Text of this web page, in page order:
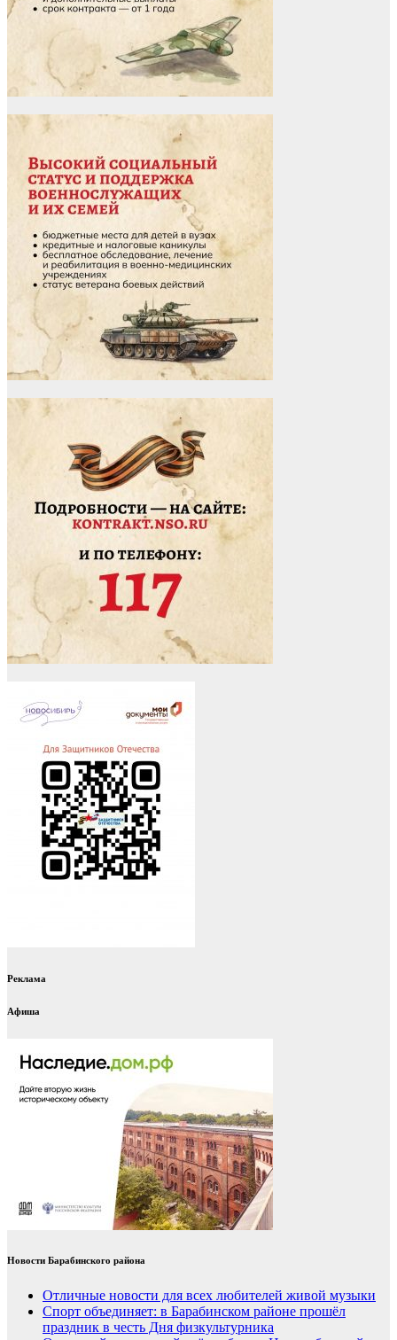
Реклама
Афиша
Новости Барабинского района
Отличные новости для всех любителей живой музыки
Спорт объединяет: в Барабинском районе прошёл
праздник в честь Дня физкультурника